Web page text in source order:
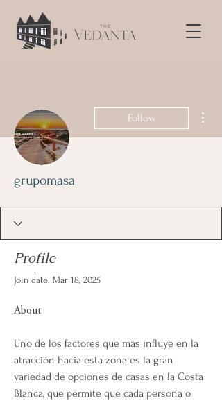
Follow
grupomasa
Profile
Join date: Mar 18, 2025
About
Uno de los factores que más influye en la
atracción hacia esta zona es la gran
variedad de opciones de casas en la Costa
Blanca, que permite que cada persona o